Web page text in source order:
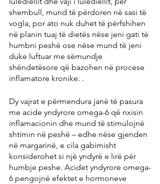
shembull, mund të përdoren në sasi të
vogla, por ato nuk duhet të përfshihen
në planin tuaj të dietës nëse jeni gati të
humbni peshë ose nëse mund të jeni
duke luftuar me sëmundje
shëndetësore që bazohen në procese
inflamatore kronike. .
Dy vajrat e përmendura janë të pasura
me acide yndyrore omega-6 që nxisin
inflamacionin dhe mund të stimulojnë
shtimin në peshë – edhe nëse gjenden
në margarinë, e cila gabimisht
konsiderohet si një yndyrë e lirë për
humbje peshe. Acidet yndyrore omega-
6 pengojnë efektet e hormoneve